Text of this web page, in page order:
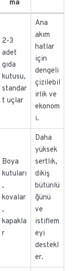
ma
2-3
adet
gıda
kutusu,
standar
t uçlar
Ana
akım
hatlar
için
dengeli
çizilebil
irlik ve
ekonom
i.
Boya
kutuları
,
kovalar
,
kapakla
r
Daha
yüksek
sertlik,
dikiş
bütünlü
ğünü
ve
istiflem
eyi
destekl
er.